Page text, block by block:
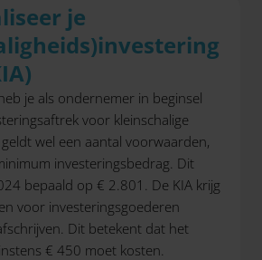
je
)investering
je als ondernemer in beginsel
voor kleinschalige
wel een aantal voorwaarden,
investeringsbedrag. Dit
bepaald op € 2.801. De KIA krijg
voor investeringsgoederen
Dit betekent dat het
€ 450 moet kosten.